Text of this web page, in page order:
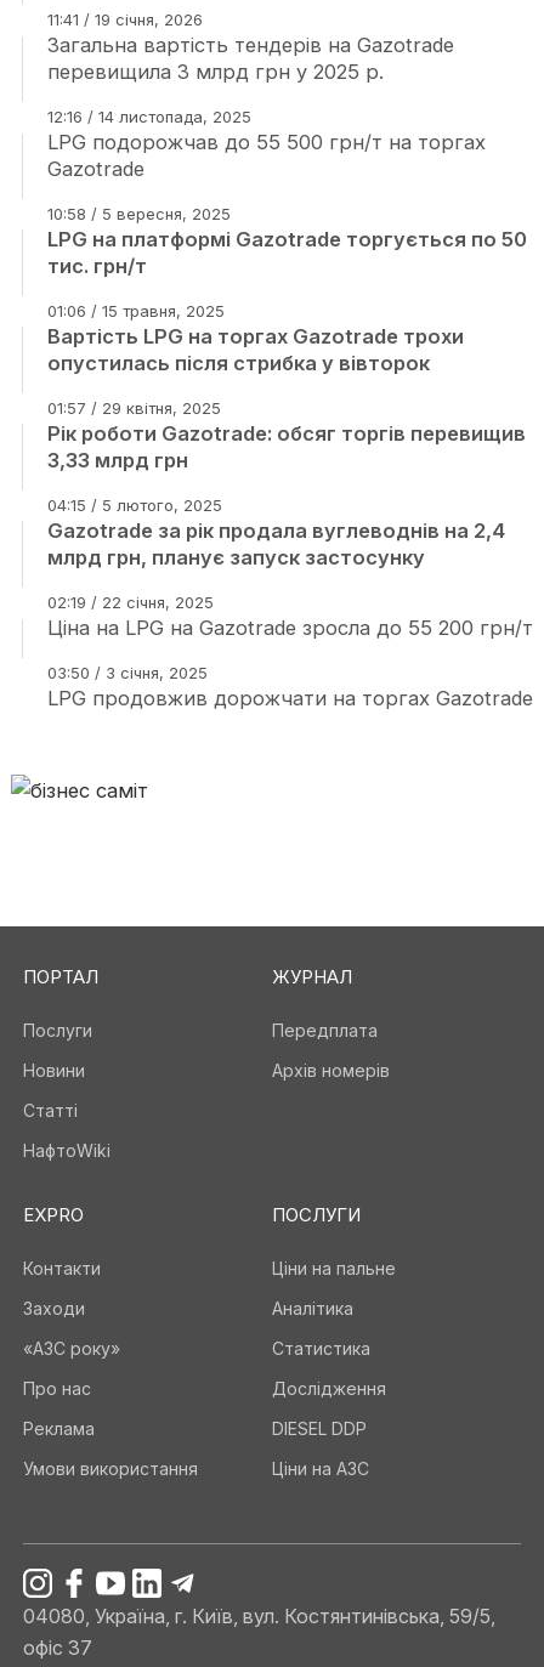
11:41 / 19 січня, 2026
Загальна вартість тендерів на Gazotrade
перевищила 3 млрд грн у 2025 р.
12:16 / 14 листопада, 2025
LPG подорожчав до 55 500 грн/т на торгах
Gazotrade
10:58 / 5 вересня, 2025
LPG на платформі Gazotrade торгується по 50
тис. грн/т
01:06 / 15 травня, 2025
Вартість LPG на торгах Gazotrade трохи
опустилась після стрибка у вівторок
01:57 / 29 квітня, 2025
Рік роботи Gazotrade: обсяг торгів перевищив
3,33 млрд грн
04:15 / 5 лютого, 2025
Gazotrade за рік продала вуглеводнів на 2,4
млрд грн, планує запуск застосунку
02:19 / 22 січня, 2025
Ціна на LPG на Gazotrade зросла до 55 200 грн/т
03:50 / 3 січня, 2025
LPG продовжив дорожчати на торгах Gazotrade
ПОРТАЛ
Послуги
Новини
Статті
НафтоWiki
ЖУРНАЛ
Передплата
Архів номерів
EXPRO
Контакти
Заходи
«АЗС року»
Про нас
Реклама
Умови використання
ПОСЛУГИ
Ціни на пальне
Аналітика
Статистика
Дослідження
DIESEL DDP
Ціни на АЗС
04080, Україна, г. Київ, вул. Костянтинівська, 59/5,
офіс 37